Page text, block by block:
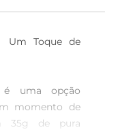
Um Toque de
é uma opção
momento de
35g de pura